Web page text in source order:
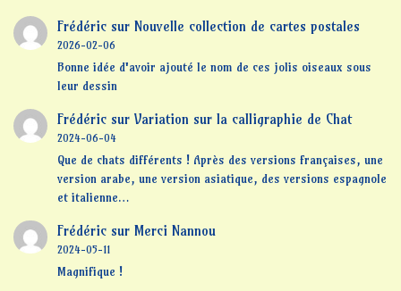
Frédéricsur Nouvelle collection de cartes postales
2026-02-06
Bonne idée d'avoir ajouté le nom de ces jolis oiseaux sous
leur dessin
Frédéricsur Variation sur la calligraphie de Chat
2024-06-04
Que de chats différents ! Après des versions françaises, une
version arabe, une version asiatique, des versions espagnole
et italienne…
Frédéricsur Merci Nannou
2024-05-11
Magnifique !